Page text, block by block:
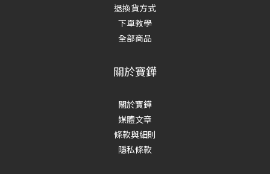
退換貨方式
下單教學
全部商品
關於寶鏵
關於寶鏵
媒體文章
條款與細則
隱私條款